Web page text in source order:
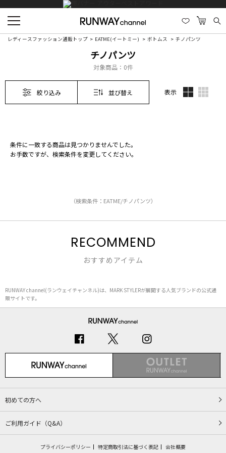
レディースファッション通販トップ EATME(イートミー) ボトムス チノパンツ
チノパンツ
対象商品： 0件
絞り込み 並び替え 表示
条件に一致する商品は見つかりませんでした。
お手数ですが、検索条件を変更してください。
（検索条件：EATME/チノパンツ）
RECOMMEND
おすすめアイテム
RUNWAY channel(ランウェイチャンネル)は、MARK STYLERが展開する人気ブランドの公式通
販サイトです。
初めての方へ
ご利用ガイド（Q&A）
プライバシーポリシー 特定商取引法に基づく表記 会社概要